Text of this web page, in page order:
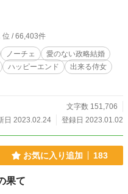
位 / 66,403件
ノーチェ
愛のない政略結婚
ハッピーエンド
出来る侍女
文字数 151,706
日 2023.02.24
登録日 2023.01.02
お気に入り追加 183
果て